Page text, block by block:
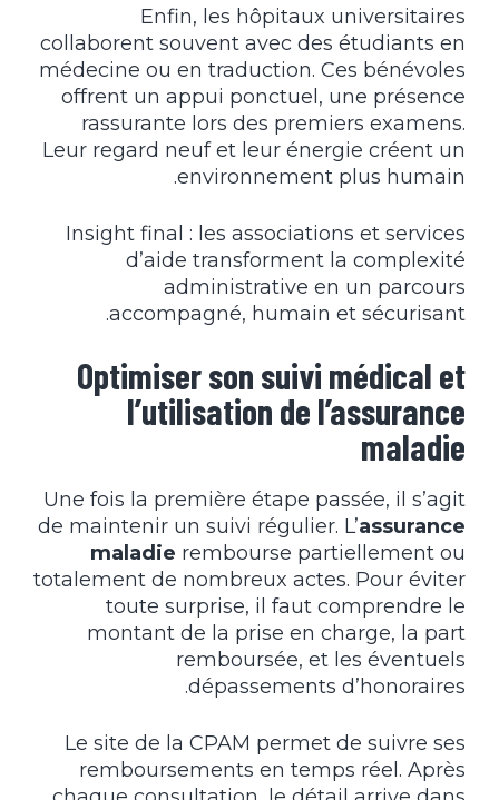
Enfin, les hôpitaux universitaires
collaborent souvent avec des étudiants en
médecine ou en traduction. Ces bénévoles
offrent un appui ponctuel, une présence
rassurante lors des premiers examens.
Leur regard neuf et leur énergie créent un
environnement plus humain.
Insight final : les associations et services
d’aide transforment la complexité
administrative en un parcours
accompagné, humain et sécurisant.
Optimiser son suivi médical et
l’utilisation de l’assurance
maladie
Une fois la première étape passée, il s’agit
de maintenir un suivi régulier. L’assurance
maladie rembourse partiellement ou
totalement de nombreux actes. Pour éviter
toute surprise, il faut comprendre le
montant de la prise en charge, la part
remboursée, et les éventuels
dépassements d’honoraires.
Le site de la CPAM permet de suivre ses
remboursements en temps réel. Après